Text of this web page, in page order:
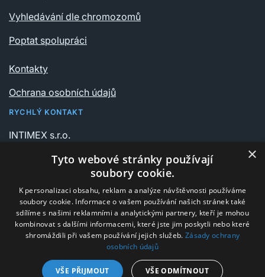
Vyhledávání dle chromozomů
Poptat spolupráci
Kontakty
Ochrana osobních údajů
RYCHLÝ KONTAKT
INTIMEX s.r.o.
735 06 Karviná – Nové Město
+420 596 311 612
intimex@post.cz
IČ 25908375
×
Tyto webové stránky používají
soubory cookie.
K personalizaci obsahu, reklam a analýze návštěvnosti používáme
soubory cookie. Informace o vašem používání našich stránek také
sdílíme s našimi reklamními a analytickými partnery, kteří je mohou
kombinovat s dalšími informacemi, které jste jim poskytli nebo které
shromáždili při vašem používání jejich služeb. Zásady ochrany
osobních údajů
VŠE PŘIJMOUT VŠE ODMÍTNOUT